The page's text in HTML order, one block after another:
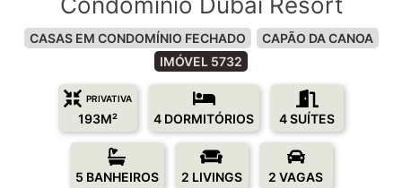
CASAS EM CONDOMÍNIO FECHADO
CAPÃO DA CANOA
IMÓVEL 5732
PRIVATIVA
193M² 4 DORMITÓRIOS 4 SUÍTES
5 BANHEIROS 2 LIVINGS 2 VAGAS